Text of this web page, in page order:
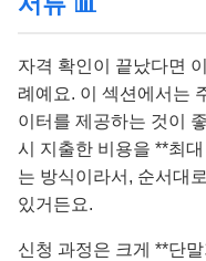
자격 확인이 끝났다면
례예요. 이 섹션에서는
이터를 제공하는 것이
시 지출한 비용을 **최
는 방식이라서, 순서대
있거든요.
신청 과정은 크게 **단